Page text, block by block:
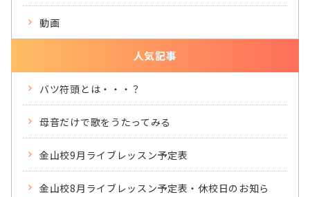
動画
人気記事
バツ符頭とは・・・？
母音だけで歌をうたってみる
金山校9月ライブレッスン予定表
金山校8月ライブレッスン予定表・休校日のお知ら